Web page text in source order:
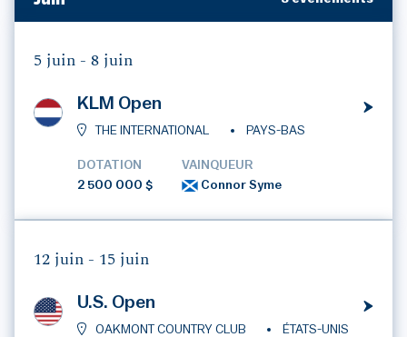
5 juin - 8 juin
KLM Open
THE INTERNATIONAL PAYS-BAS
DOTATION
2 500 000 $
VAINQUEUR
Connor Syme
12 juin - 15 juin
U.S. Open
OAKMONT COUNTRY CLUB ÉTATS-UNIS